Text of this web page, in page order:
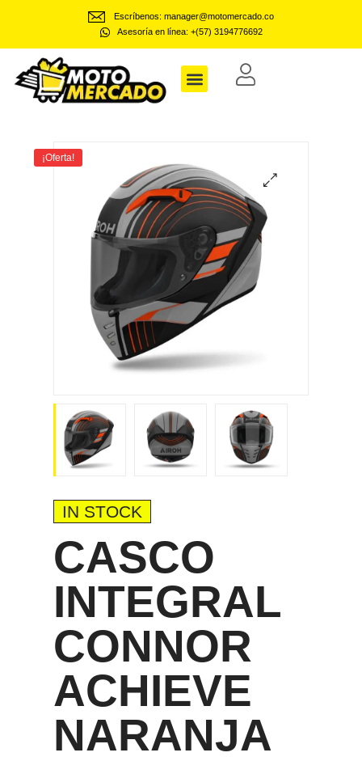
Asesoría en línea: +(57) 3194776692
Escríbenos: manager@motomercado.co
¡Oferta!
IN STOCK
CASCO
INTEGRAL
CONNOR
ACHIEVE
NARANJA